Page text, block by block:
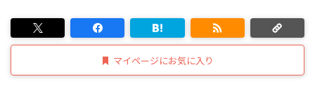
マイページにお気に入り